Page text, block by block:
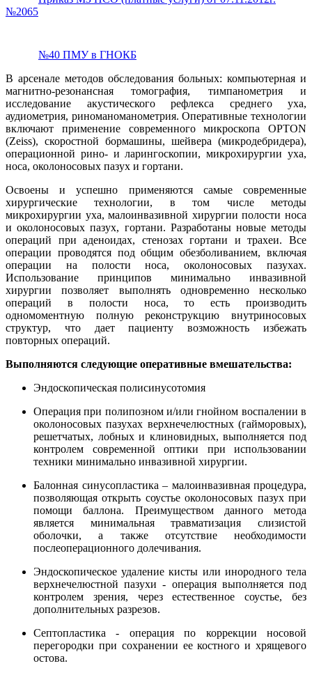
№2065
№40 ПМУ в ГНОКБ
В арсенале методов обследования больных: компьютерная и
магнитно-резонансная томография, тимпанометрия и
исследование акустического рефлекса среднего уха,
аудиометрия, риноманоманометрия. Оперативные технологии
включают применение современного микроскопа OPTON
(Zeiss), скоростной бормашины, шейвера (микродебридера),
операционной рино- и ларингоскопии, микрохирургии уха,
носа, околоносовых пазух и гортани.
Освоены и успешно применяются самые современные
хирургические технологии, в том числе методы
микрохирургии уха, малоинвазивной хирургии полости носа
и околоносовых пазух, гортани. Разработаны новые методы
операций при аденоидах, стенозах гортани и трахеи. Все
операции проводятся под общим обезболиванием, включая
операции на полости носа, околоносовых пазухах.
Использование принципов минимально инвазивной
хирургии позволяет выполнять одновременно несколько
операций в полости носа, то есть производить
одномоментную полную реконструкцию внутриносовых
структур, что дает пациенту возможность избежать
повторных операций.
Выполняются следующие оперативные вмешательства:
Эндоскопическая полисинусотомия
Операция при полипозном и/или гнойном воспалении в
околоносовых пазухах верхнечелюстных (гайморовых),
решетчатых, лобных и клиновидных, выполняется под
контролем современной оптики при использовании
техники минимально инвазивной хирургии.
Балонная синусопластика – малоинвазивная процедура,
позволяющая открыть соустье околоносовых пазух при
помощи баллона. Преимуществом данного метода
является минимальная травматизация слизистой
оболочки, а также отсутствие необходимости
послеоперационного долечивания.
Эндоскопическое удаление кисты или инородного тела
верхнечелюстной пазухи - операция выполняется под
контролем зрения, через естественное соустье, без
дополнительных разрезов.
Септопластика - операция по коррекции носовой
перегородки при сохранении ее костного и хрящевого
остова.